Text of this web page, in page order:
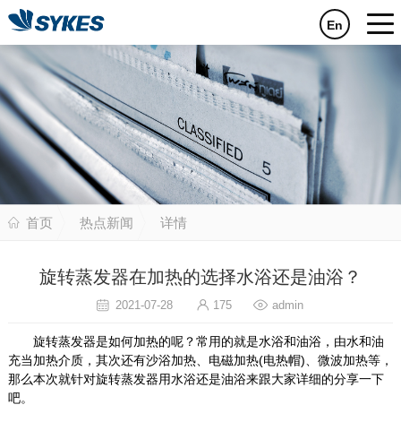
En
首页 热点新闻 详情
旋转蒸发器在加热的选择水浴还是油浴？
2021-07-28 175 admin
旋转蒸发器是如何加热的呢？常用的就是水浴和油浴，由水和油
充当加热介质，其次还有沙浴加热、电磁加热(电热帽)、微波加热等，
那么本次就针对旋转蒸发器用水浴还是油浴来跟大家详细的分享一下
吧。